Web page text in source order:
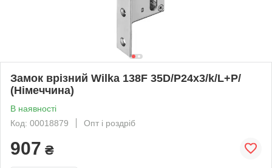
Замок врізний Wilka 138F 35D/P24x3/k/L+P/
(Німеччина)
В наявності
Код: 00018879
Опт і роздріб
907 ₴